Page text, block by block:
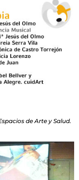
de Arte y Salud.